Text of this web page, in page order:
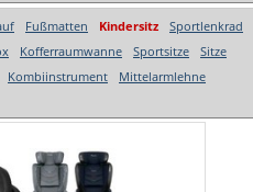
Fußmatten Kindersitz
Sportlenkrad
Kofferraumwanne Sportsitze
Sitze
Kombiinstrument
Mittelarmlehne